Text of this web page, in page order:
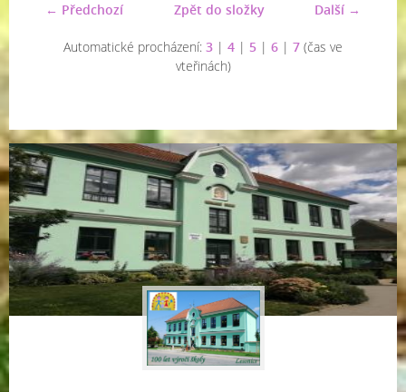
← Předchozí Další →
Zpět do složky
Automatické procházení: 3 | 4 | 5 | 6 | 7 (čas ve
vteřinách)